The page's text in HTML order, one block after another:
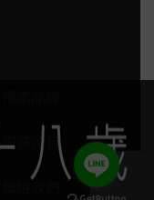
服務項目